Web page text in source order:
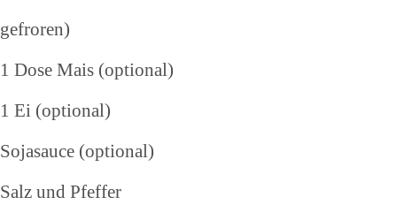
gefroren)
1 Dose Mais (optional)
1 Ei (optional)
Sojasauce (optional)
Salz und Pfeffer